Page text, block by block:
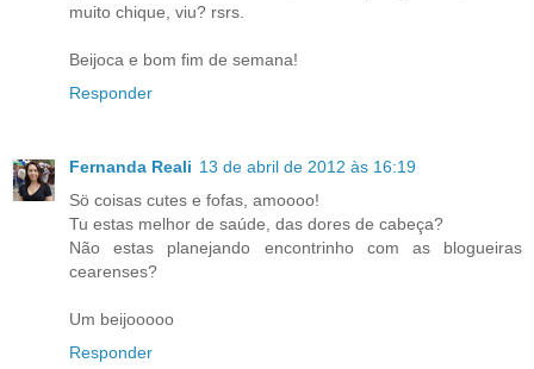
muito chique, viu? rsrs.
Beijoca e bom fim de semana!
Responder
Fernanda Reali 13 de abril de 2012 às 16:19
Sö coisas cutes e fofas, amoooo!
Tu estas melhor de saúde, das dores de cabeça?
Não estas planejando encontrinho com as blogueiras
cearenses?
Um beijooooo
Responder